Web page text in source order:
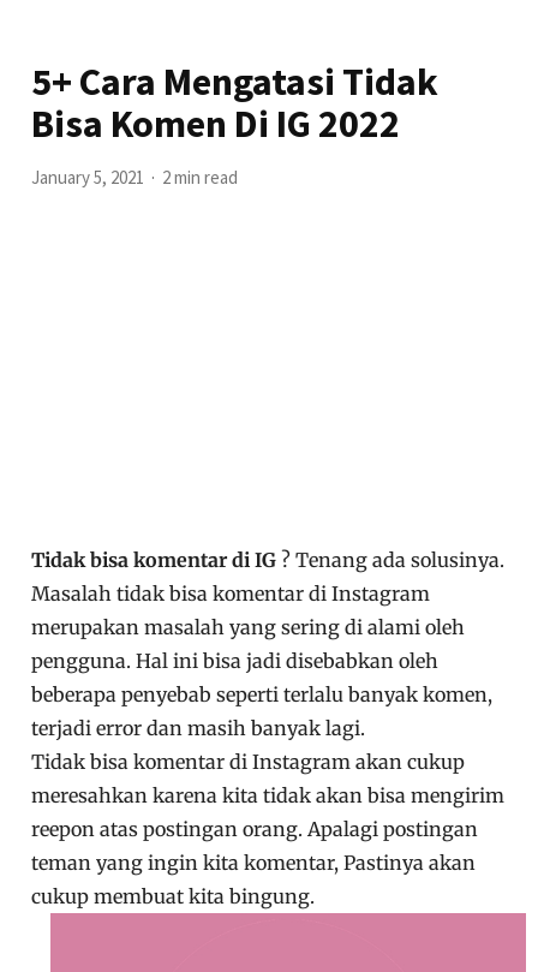
5+ Cara Mengatasi Tidak
Bisa Komen Di IG 2022
January 5, 2021 2 min read
Tidak bisa komentar di IG ? Tenang ada solusinya.
Masalah tidak bisa komentar di Instagram
merupakan masalah yang sering di alami oleh
pengguna. Hal ini bisa jadi disebabkan oleh
beberapa penyebab seperti terlalu banyak komen,
terjadi error dan masih banyak lagi.
Tidak bisa komentar di Instagram akan cukup
meresahkan karena kita tidak akan bisa mengirim
reepon atas postingan orang. Apalagi postingan
teman yang ingin kita komentar, Pastinya akan
cukup membuat kita bingung.